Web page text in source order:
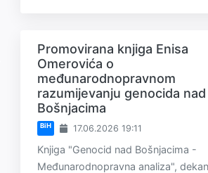
Promovirana knjiga Enisa
Omerovića o
međunarodnopravnom
razumijevanju genocida nad
Bošnjacima
BiH 17.06.2026 19:11
Knjiga "Genocid nad Bošnjacima -
Međunarodnopravna analiza",